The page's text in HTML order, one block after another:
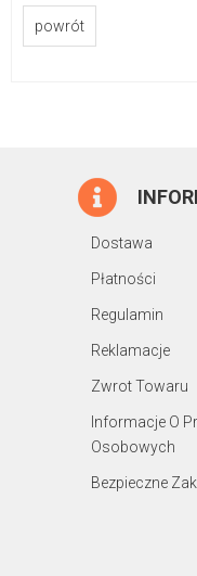
powrót
Dostawa
Płatności
Regulamin
Reklamacje
Zwrot Towaru
Informacje O
Osobowych
Bezpieczne